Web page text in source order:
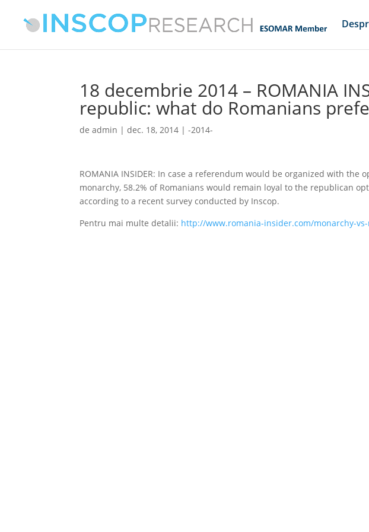
18 decembrie 2014 – ROMANIA
republic: what do Romanians
deadmin |dec. 18, 2014 |-2014-
ROMANIA INSIDER: In case a referendum would be organized with the
monarchy, 58.2% of Romanians would remain loyal to the republican
according to a recent survey conducted by Inscop.
Pentru mai multe detalii: http://www.romania-insider.com/monarchy-